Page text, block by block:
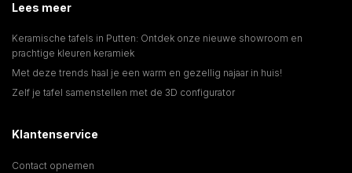
Lees meer
Keramische tafels in Putten: Ontdek onze nieuwe showroom en
prachtige kleuren keramiek
Met deze trends haal je een warm en gezellig najaar in huis!
Zelf je tafel samenstellen met de 3D configurator
Klantenservice
Contact opnemen